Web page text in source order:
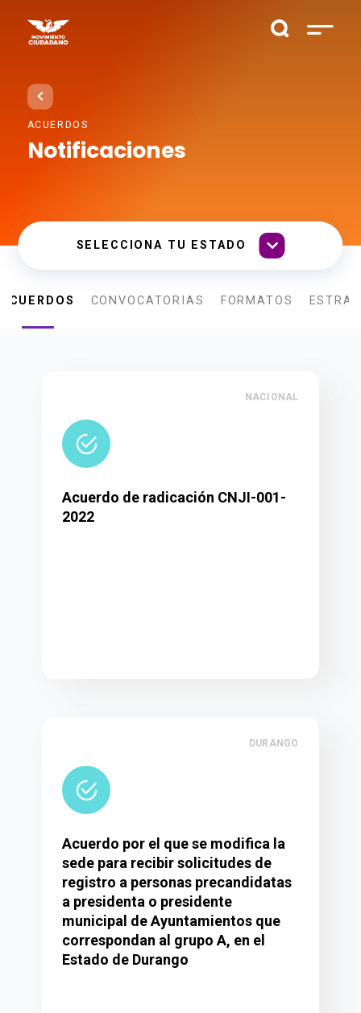
ACUERDOS
Notificaciones
ACUERDOS CONVOCATORIAS FORMATOS
NACIONAL
Acuerdo de radicación CNJI-001-
2022
DURANGO
Acuerdo por el que se modifica la
sede para recibir solicitudes de
registro a personas precandidatas
a presidenta o presidente
municipal de Ayuntamientos que
correspondan al grupo A, en el
Estado de Durango